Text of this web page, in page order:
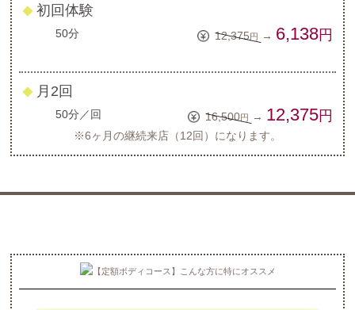
◆ 初回体験
50分 12,375円 → 6,138円
◆ 月2回
50分／回 16,500円 → 12,375円
※6ヶ月の継続来店（12回）になります。